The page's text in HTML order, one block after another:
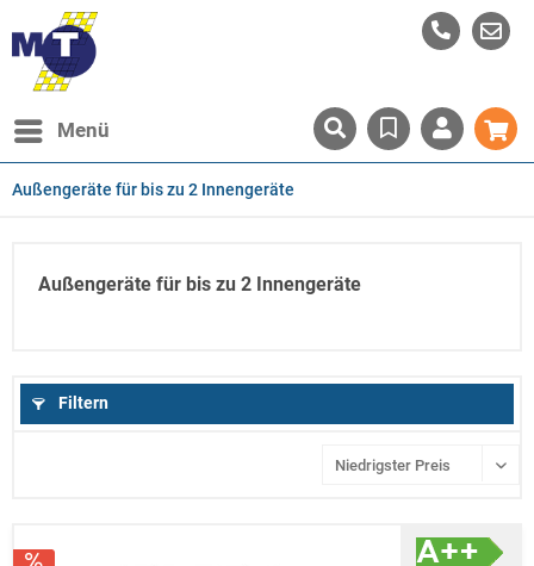
Menü
Außengeräte für bis zu 2 Innengeräte
Außengeräte für bis zu 2 Innengeräte
Filtern